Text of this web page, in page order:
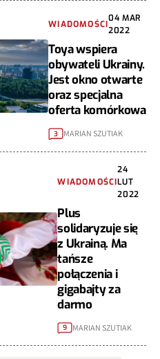
WIADOMOŚCI
04 MAR
2022
Toya wspiera
obywateli Ukrainy.
Jest okno otwarte
oraz specjalna
oferta komórkowa
3 MARIAN SZUTIAK
WIADOMOŚCI
24
LUT
2022
Plus
solidaryzuje się
z Ukrainą. Ma
tańsze
połączenia i
gigabajty za
darmo
9 MARIAN SZUTIAK